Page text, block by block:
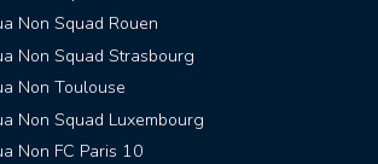
Non Squad Rouen
Non Squad Strasbourg
Non Toulouse
Non Squad Luxembourg
Non FC Paris 10